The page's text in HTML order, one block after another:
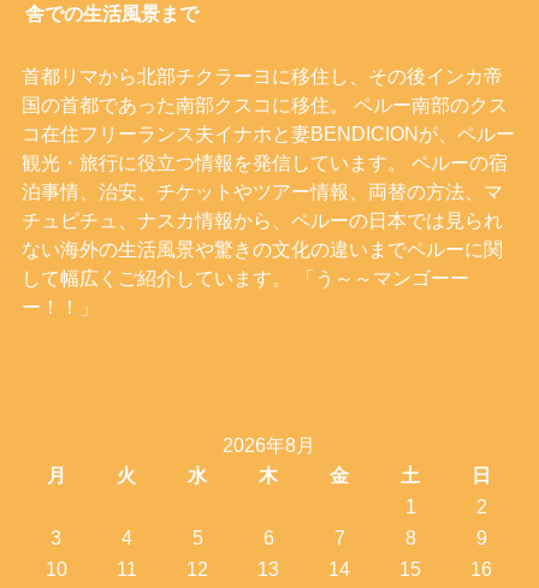
舎での生活風景まで
首都リマから北部チクラーヨに移住し、その後インカ帝
国の首都であった南部クスコに移住。 ペルー南部のクス
コ在住フリーランス夫イナホと妻BENDICIONが、ペルー
観光・旅行に役立つ情報を発信しています。 ペルーの宿
泊事情、治安、チケットやツアー情報、両替の方法、マ
チュピチュ、ナスカ情報から、ペルーの日本では見られ
ない海外の生活風景や驚きの文化の違いまでペルーに関
して幅広くご紹介しています。 「う～～マンゴーー
ー！！」
2026年8月
月
火 水 木 金 土
日
1
2
3
4 5 6 7 8
9
10
11 12 13 14 15
16